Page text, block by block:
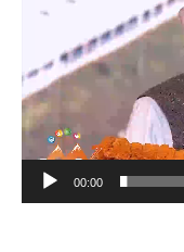
00:00